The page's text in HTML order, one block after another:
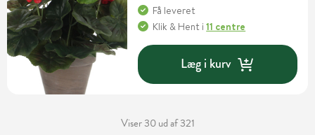
Få leveret
Klik & Hent i11 centre
Læg i kurv
Viser 30 ud af 321